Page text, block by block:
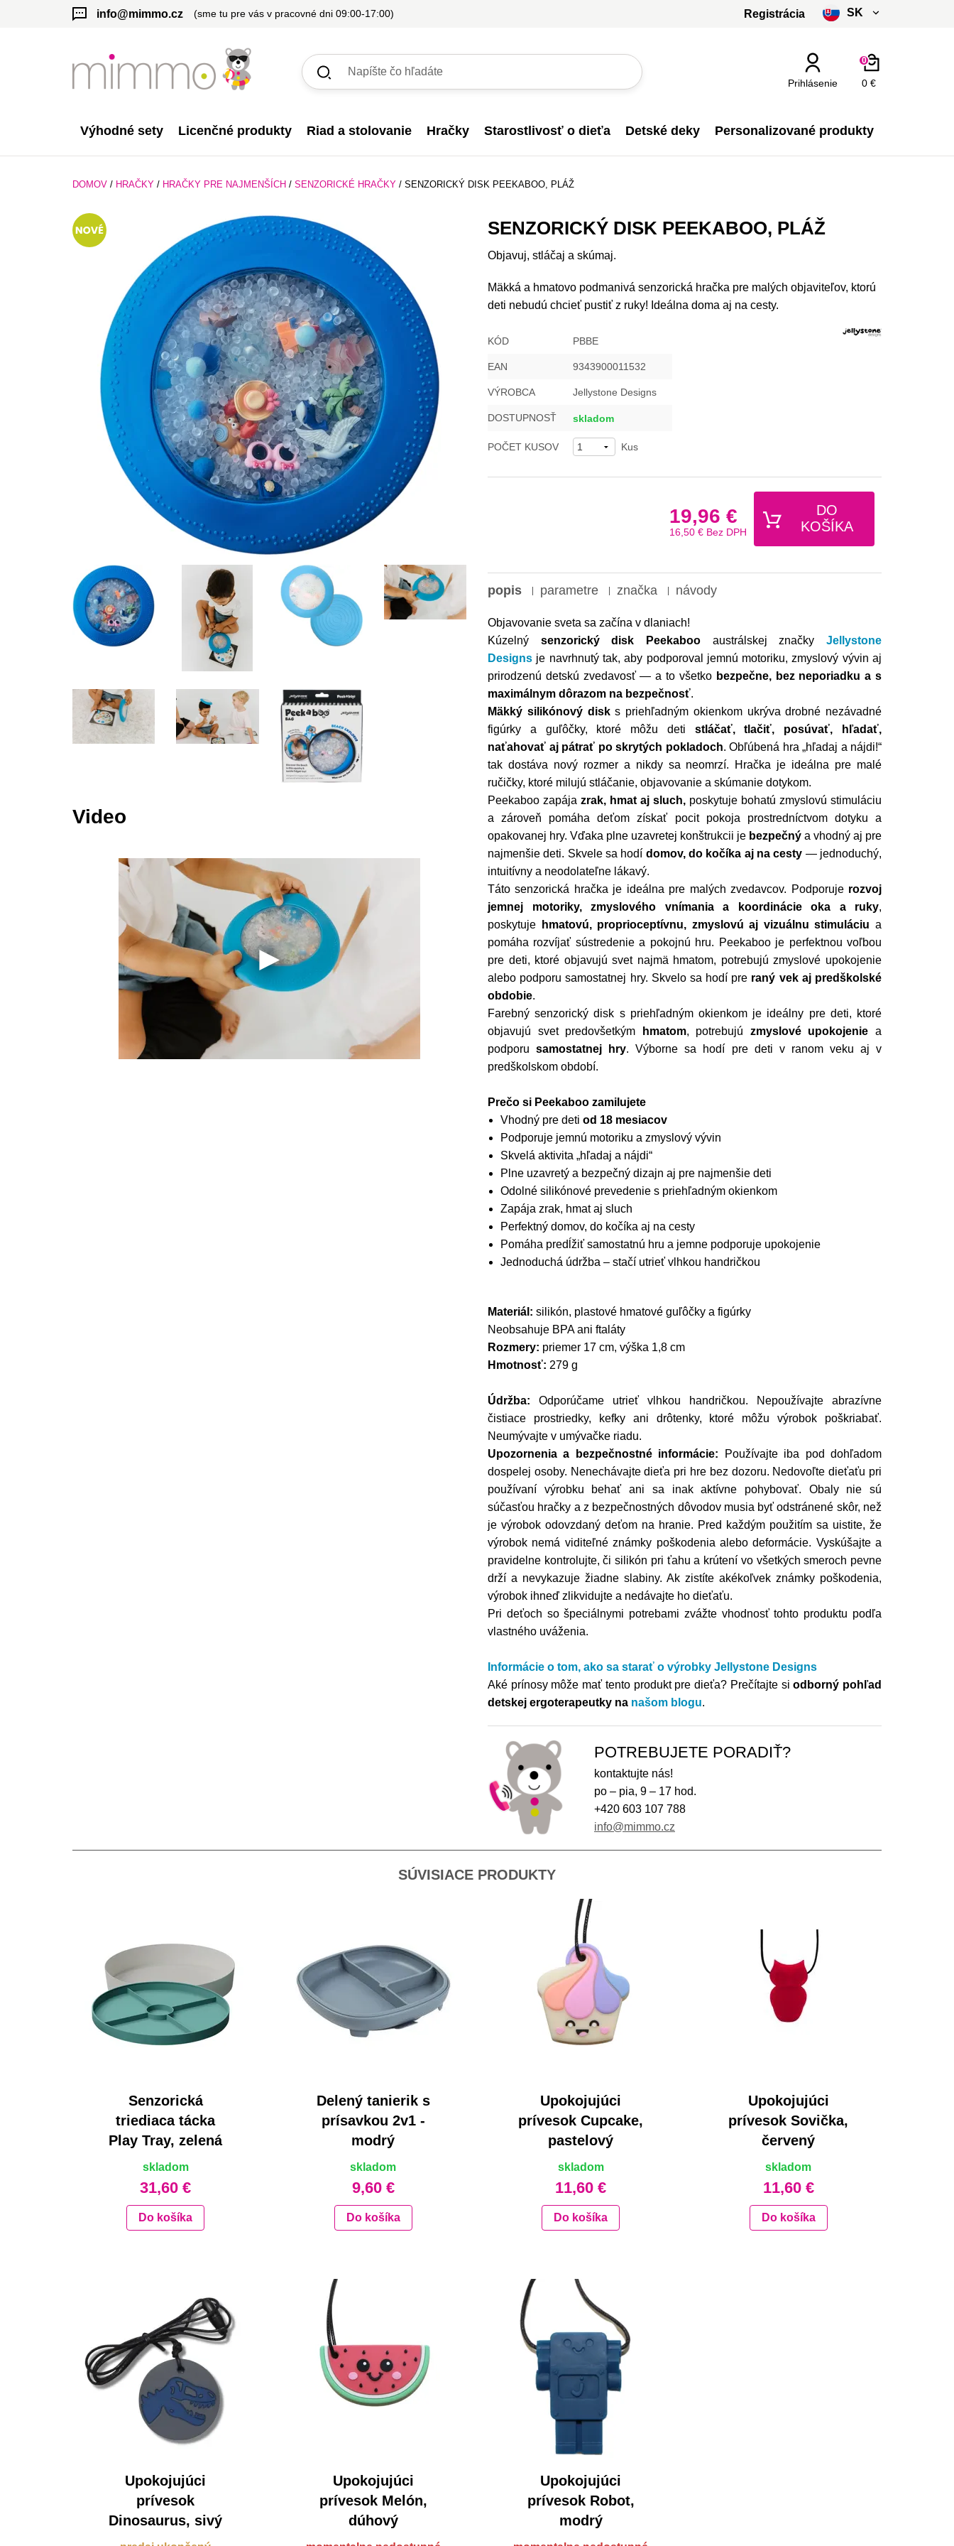
info@mimmo.cz (sme tu pre vás v pracovné dni 09:00-17:00) Registrácia SK
slovenčina
€ - EUR
Prihlásenie 0 €
0
Výhodné sety Licenčné produkty Riad a stolovanie Hračky Starostlivosť o dieťa Detské deky Personalizované produkty
DOMOV / HRAČKY / HRAČKY PRE NAJMENŠÍCH / SENZORICKÉ HRAČKY / SENZORICKÝ DISK PEEKABOO, PLÁŽ
SENZORICKÝ DISK PEEKABOO, PLÁŽ
Objavuj, stláčaj a skúmaj.
Mäkká a hmatovo podmanivá senzorická hračka pre malých objaviteľov, ktorú
deti nebudú chcieť pustiť z ruky! Ideálna doma aj na cesty.
Video
KÓD PBBE
EAN 9343900011532
VÝROBCA Jellystone Designs
DOSTUPNOSŤ skladom
POČET KUSOV Kus
19,96 €
16,50 € Bez DPH
DO
KOŠÍKA
popis parametre značka návody
Objavovanie sveta sa začína v dlaniach!
Kúzelný senzorický disk Peekaboo austrálskej značkyJellystone
Designs je navrhnutý tak, aby podporoval jemnú motoriku, zmyslový vývin aj
prirodzenú detskú zvedavosť — a to všetko bezpečne, bez neporiadku a s
maximálnym dôrazom na bezpečnosť.
Mäkký silikónový disks priehľadným okienkom ukrýva drobné nezávadné
figúrky a guľôčky, ktoré môžu deti stláčať, tlačiť, posúvať, hľadať,
naťahovať aj pátrať po skrytých pokladoch. Obľúbená hra „hľadaj a nájdi!“
tak dostáva nový rozmer a nikdy sa neomrzí. Hračka je ideálna pre malé
ručičky, ktoré milujú stláčanie, objavovanie a skúmanie dotykom.
Peekaboo zapája zrak, hmat aj sluch, poskytuje bohatú zmyslovú stimuláciu
a zároveň pomáha deťom získať pocit pokoja prostredníctvom dotyku a
opakovanej hry. Vďaka plne uzavretej konštrukcii je bezpečný a vhodný aj pre
najmenšie deti. Skvele sa hodí domov, do kočíka aj na cesty — jednoduchý,
intuitívny a neodolateľne lákavý.
Táto senzorická hračka je ideálna pre malých zvedavcov. Podporuje rozvoj
jemnej motoriky, zmyslového vnímania a koordinácie oka a ruky,
poskytuje
hmatovú, proprioceptívnu, zmyslovú aj vizuálnu stimuláciu a
pomáha rozvíjať sústredenie a pokojnú hru. Peekaboo je perfektnou voľbou
pre deti, ktoré objavujú svet najmä hmatom, potrebujú zmyslové upokojenie
alebo podporu samostatnej hry. Skvelo sa hodí pre raný vek aj predškolské
obdobie.
Farebný senzorický disk s priehľadným okienkom je ideálny pre deti, ktoré
objavujú svet predovšetkým
hmatom, potrebujú zmyslové upokojenie a
podporusamostatnej hry. Výborne sa hodí pre deti v ranom veku aj v
predškolskom období.
Prečo si Peekaboo zamilujete
Vhodný pre deti od 18 mesiacov
Podporuje jemnú motoriku a zmyslový vývin
Skvelá aktivita „hľadaj a nájdi“
Plne uzavretý a bezpečný dizajn aj pre najmenšie deti
Odolné silikónové prevedenie s priehľadným okienkom
Zapája zrak, hmat aj sluch
Perfektný domov, do kočíka aj na cesty
Pomáha predĺžiť samostatnú hru a jemne podporuje upokojenie
Jednoduchá údržba – stačí utrieť vlhkou handričkou
Materiál: silikón, plastové hmatové guľôčky a figúrky
Neobsahuje BPA ani ftaláty
Rozmery: priemer 17 cm, výška 1,8 cm
Hmotnosť: 279 g
Údržba: Odporúčame utrieť vlhkou handričkou. Nepoužívajte abrazívne
čistiace prostriedky, kefky ani drôtenky, ktoré môžu výrobok poškriabať.
Neumývajte v umývačke riadu.
Upozornenia a bezpečnostné informácie: Používajte iba pod dohľadom
dospelej osoby. Nenechávajte dieťa pri hre bez dozoru. Nedovoľte dieťaťu pri
používaní výrobku behať ani sa inak aktívne pohybovať. Obaly nie sú
súčasťou hračky a z bezpečnostných dôvodov musia byť odstránené skôr, než
je výrobok odovzdaný deťom na hranie. Pred každým použitím sa uistite, že
výrobok nemá viditeľné známky poškodenia alebo deformácie. Vyskúšajte a
pravidelne kontrolujte, či silikón pri ťahu a krútení vo všetkých smeroch pevne
drží a nevykazuje žiadne slabiny. Ak zistíte akékoľvek známky poškodenia,
výrobok ihneď zlikvidujte a nedávajte ho dieťaťu.
Pri deťoch so špeciálnymi potrebami zvážte vhodnosť tohto produktu podľa
vlastného uváženia.
Informácie o tom, ako sa starať o výrobky Jellystone Designs
Aké prínosy môže mať tento produkt pre dieťa? Prečítajte siodborný pohľad
detskej ergoterapeutky na našom blogu.
POTREBUJETE PORADIŤ?
kontaktujte nás!
po – pia, 9 – 17 hod.
+420 603 107 788
info@mimmo.cz
SÚVISIACE PRODUKTY
Senzorická
triediaca tácka
Play Tray, zelená
skladom
31,60 €
Do košíka
Delený tanierik s
prísavkou 2v1 -
modrý
skladom
9,60 €
Do košíka
Upokojujúci
prívesok Cupcake,
pastelový
skladom
11,60 €
Do košíka
Upokojujúci
prívesok Sovička,
červený
skladom
11,60 €
Do košíka
Upokojujúci
prívesok
Dinosaurus, sivý
Upokojujúci
prívesok Melón,
dúhový
Upokojujúci
prívesok Robot,
modrý